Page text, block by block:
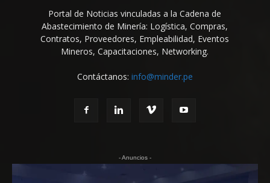
Portal de Noticias vinculadas a la Cadena de
Abastecimiento de Minería: Logística, Compras,
Contratos, Proveedores, Empleabilidad, Eventos
Mineros, Capacitaciones, Networking.
Contáctanos: info@minder.pe
- Anuncios -